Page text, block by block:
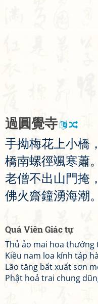
過 圓覺寺
手拗梅花 上小橋 ，
橋南螺徑颯寒蕭。
老僧不出山門掩 ，
佛火齋鐘湧海潮。
Quá Viên Giác tự
Thủ ảo mai hoa thướng
Kiều nam loa kính táp
Lão tăng bất xuất sơn
Phật hoả trai chung